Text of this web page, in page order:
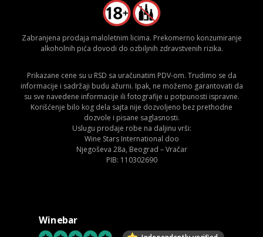
Zabranjena prodaja maloletnim licima. Prekomerno konzumiranje
alkoholnih pića dovodi do ozbiljnih zdravstvenih rizika.
Prikazane cene su u RSD sa uračunatim PDV-om. Trudimo se da
informacije i sadržaji budu ažurni. Ipak, ne možemo garantovati da
su sve navedene informacije ili fotografije u potpunosti ispravne.
Korišćenje bilo kog dela sajta nije dozvoljeno bez prethodne
dozvole i pisane saglasnosti.
Uslugu prodaje robe na daljinu vrši:
Wine Stars International doo
Njegoševa 28a, Beograd – Vračar
PIB: 110302690
Winebar